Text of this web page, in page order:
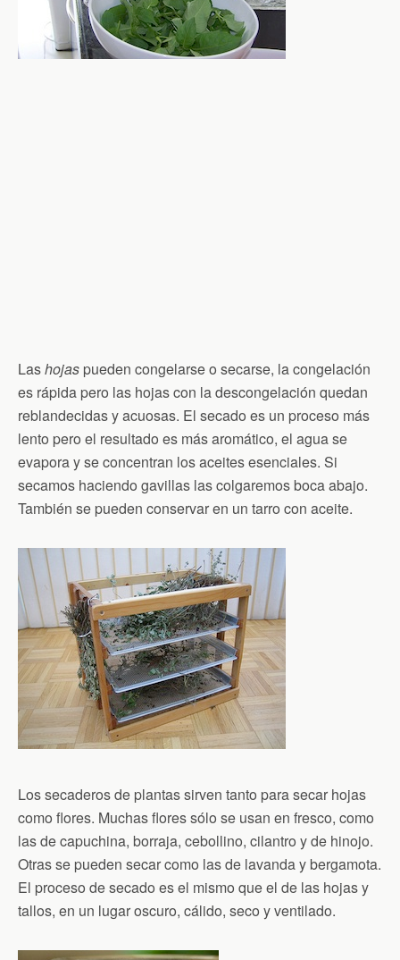
Lashojas pueden congelarse o secarse, la congelación
es rápida pero las hojas con la descongelación quedan
reblandecidas y acuosas. El secado es un proceso más
lento pero el resultado es más aromático, el agua se
evapora y se concentran los aceites esenciales. Si
secamos haciendo gavillas las colgaremos boca abajo.
También se pueden conservar en un tarro con aceite.
Los secaderos de plantas sirven tanto para secar hojas
como flores. Muchas flores sólo se usan en fresco, como
las de capuchina, borraja, cebollino, cilantro y de hinojo.
Otras se pueden secar como las de lavanda y bergamota.
El proceso de secado es el mismo que el de las hojas y
tallos, en un lugar oscuro, cálido, seco y ventilado.